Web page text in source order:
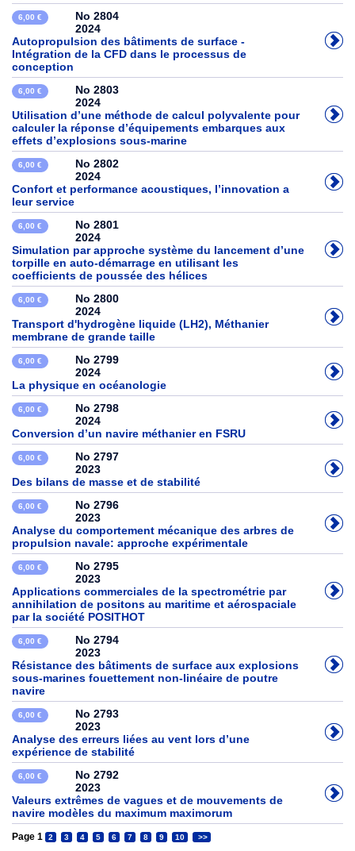
6,00 €
No 2804
2024
Autopropulsion des bâtiments de surface -
Intégration de la CFD dans le processus de
conception
6,00 €
No 2803
2024
Utilisation d’une méthode de calcul polyvalente pour
calculer la réponse d’équipements embarques aux
effets d’explosions sous-marine
6,00 €
No 2802
2024
Confort et performance acoustiques, l’innovation a
leur service
6,00 €
No 2801
2024
Simulation par approche système du lancement d’une
torpille en auto-démarrage en utilisant les
coefficients de poussée des hélices
6,00 €
No 2800
2024
Transport d'hydrogène liquide (LH2), Méthanier
membrane de grande taille
6,00 €
No 2799
2024
La physique en océanologie
6,00 €
No 2798
2024
Conversion d’un navire méthanier en FSRU
6,00 €
No 2797
2023
Des bilans de masse et de stabilité
6,00 €
No 2796
2023
Analyse du comportement mécanique des arbres de
propulsion navale: approche expérimentale
6,00 €
No 2795
2023
Applications commerciales de la spectrométrie par
annihilation de positons au maritime et aérospaciale
par la société POSITHOT
6,00 €
No 2794
2023
Résistance des bâtiments de surface aux explosions
sous-marines fouettement non-linéaire de poutre
navire
6,00 €
No 2793
2023
Analyse des erreurs liées au vent lors d’une
expérience de stabilité
6,00 €
No 2792
2023
Valeurs extrêmes de vagues et de mouvements de
navire modèles du maximum maximorum
Page 1 2 3 4 5 6 7 8 9 10 >>